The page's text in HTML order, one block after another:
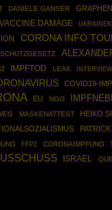
DANIELE GANSER GRAPHEN
DAMAGE
CORONA INFO
IMPFTOD LEAK INTERVIEW
COVID19-
EU NGO
MASKENATTEST HEIKO
FFP2 CORONAIMPFUNG
ISRAEL